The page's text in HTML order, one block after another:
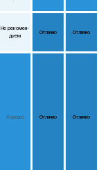
Не реко­мен­
дуем
От­лич­но От­лич­но
Хо­рошо От­лич­но От­лич­но